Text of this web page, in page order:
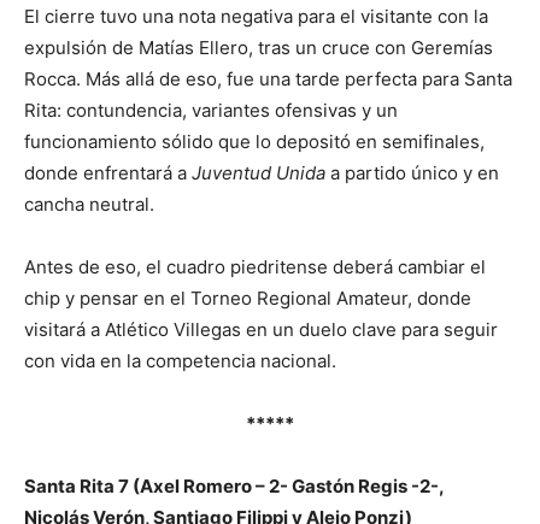
El cierre tuvo una nota negativa para el visitante con la
expulsión de Matías Ellero, tras un cruce con Geremías
Rocca. Más allá de eso, fue una tarde perfecta para Santa
Rita: contundencia, variantes ofensivas y un
funcionamiento sólido que lo depositó en semifinales,
donde enfrentará a Juventud Unida a partido único y en
cancha neutral.
Antes de eso, el cuadro piedritense deberá cambiar el
chip y pensar en el Torneo Regional Amateur, donde
visitará a Atlético Villegas en un duelo clave para seguir
con vida en la competencia nacional.
*****
Santa Rita 7 (Axel Romero – 2- Gastón Regis -2-,
Nicolás Verón, Santiago Filippi y Alejo Ponzi)